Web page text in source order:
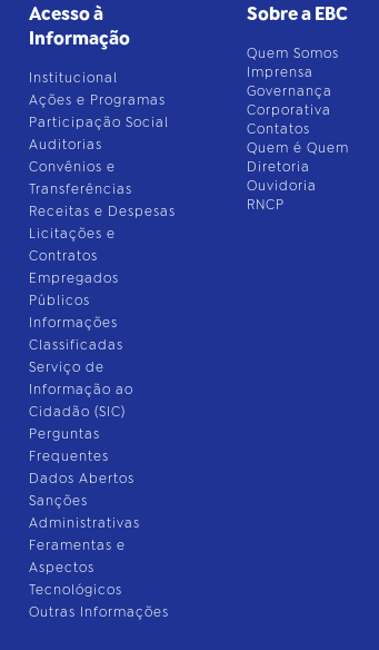
Acesso à
Informação
Institucional
Ações e Programas
Participação Social
Auditorias
Convênios e
Transferências
Receitas e Despesas
Licitações e
Contratos
Empregados
Públicos
Informações
Classificadas
Serviço de
Informação ao
Cidadão (SIC)
Perguntas
Frequentes
Dados Abertos
Sanções
Administrativas
Feramentas e
Aspectos
Tecnológicos
Outras Informações
Sobre a EBC
Quem Somos
Imprensa
Governança
Corporativa
Contatos
Quem é Quem
Diretoria
Ouvidoria
RNCP